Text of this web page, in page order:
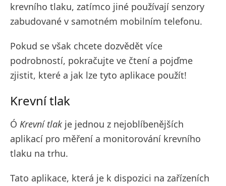
krevního tlaku, zatímco jiné používají senzory
zabudované v samotném mobilním telefonu.
Pokud se však chcete dozvědět více
podrobností, pokračujte ve čtení a pojďme
zjistit, které a jak lze tyto aplikace použít!
Krevní tlak
Ó Krevní tlak je jednou z nejoblíbenějších
aplikací pro měření a monitorování krevního
tlaku na trhu.
Tato aplikace, která je k dispozici na zařízeních